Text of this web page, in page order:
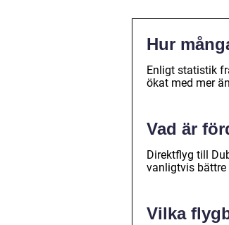
Hur
Enligt statistik
ökat med mer
Vad är
Direktflyg till
vanligtvis
Vilka